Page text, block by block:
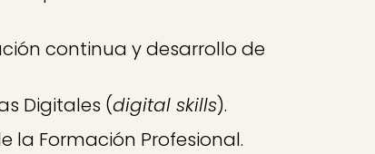
continua y desarrollo de
Digitales (digital skills).
la Formación Profesional.